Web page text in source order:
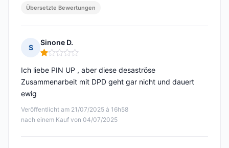
Übersetzte Bewertungen
S
Sinone D.
Hinweis: 1 von 5
Veröffentlicht am 21/07/2025 à 16h58
nach einem Kauf von 04/07/2025
Ich liebe PIN UP , aber diese desaströse
Zusammenarbeit mit DPD geht gar nicht und dauert
ewig